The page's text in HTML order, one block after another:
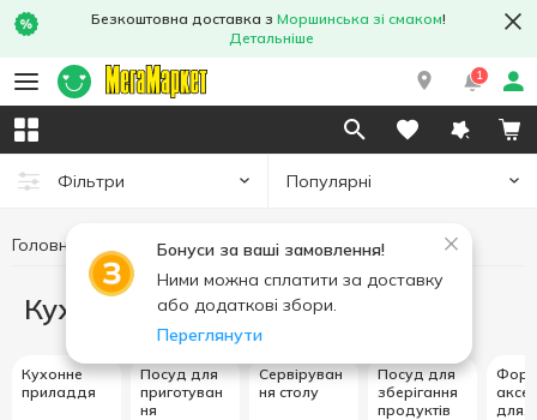
Безкоштовна доставка з Моршинська зі смаком!
Детальніше
1
Фільтри Популярні
Бонуси за ваші замовлення!
Ними можна сплатити за доставку
або додаткові збори.
Переглянути
Головна
Кухня
Кухонне
приладдя
Посуд для
приготуван
ня
Сервіруван
ня столу
Посуд для
зберігання
продуктів
для